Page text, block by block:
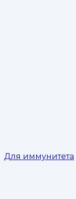
Для иммунитета